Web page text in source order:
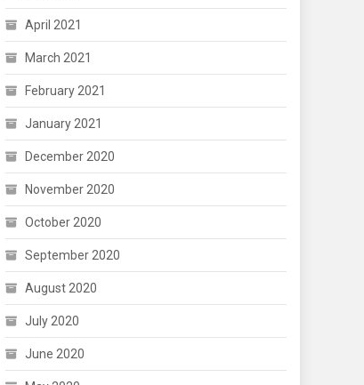
April 2021
March 2021
February 2021
January 2021
December 2020
November 2020
October 2020
September 2020
August 2020
July 2020
June 2020